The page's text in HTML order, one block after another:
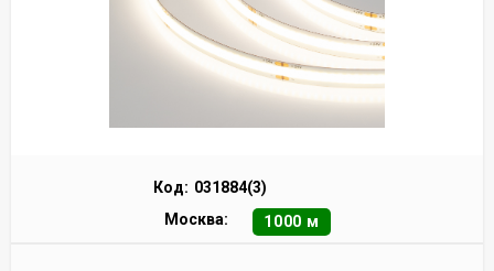
Код: 031884(3)
Москва:
1000 м